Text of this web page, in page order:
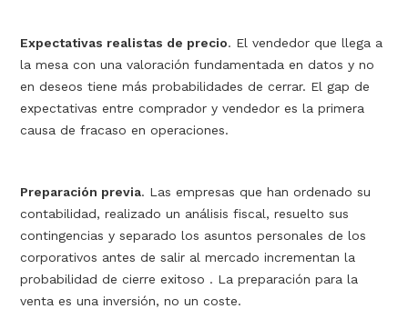
Expectativas realistas de precio. El vendedor que llega a
la mesa con una valoración fundamentada en datos y no
en deseos tiene más probabilidades de cerrar. El gap de
expectativas entre comprador y vendedor es la primera
causa de fracaso en operaciones.
Preparación previa. Las empresas que han ordenado su
contabilidad, realizado un análisis fiscal, resuelto sus
contingencias y separado los asuntos personales de los
corporativos antes de salir al mercado incrementan la
probabilidad de cierre exitoso . La preparación para la
venta es una inversión, no un coste.